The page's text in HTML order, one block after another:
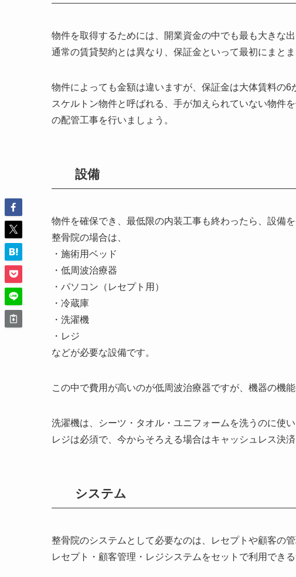
物件を取得するためには、開業資金の中でも最も大きな出
通常の賃貸契約とは異なり、保証金といって最初にまと
物件によっても金額は違いますが、保証金は大体賃料の6
スケルトン物件と呼ばれる、手が加えられていない物件
の配管工事を行いましょう。
設備
物件を確保でき、最低限の内装工事も終わったら、設備を
整骨院の場合は、
・施術用ベッド
・低周波治療器
・パソコン（レセプト用）
・冷蔵庫
・洗濯機
・レジ
などが必要な設備です。
この中で費用が高いのが低周波治療器ですが、機器の機
洗濯機は、シーツ・タオル・ユニフォームを洗うのに使
レジは必須で、今からそろえる場合はキャッシュレス決
システム
整骨院のシステムとして必要なのは、レセプトや顧客の管
レセプト・顧客管理・レジシステムをセットで利用できる